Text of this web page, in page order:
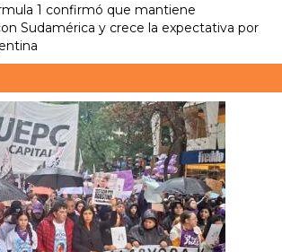
1 confirmó que mantiene
Sudamérica y crece la expectativa por